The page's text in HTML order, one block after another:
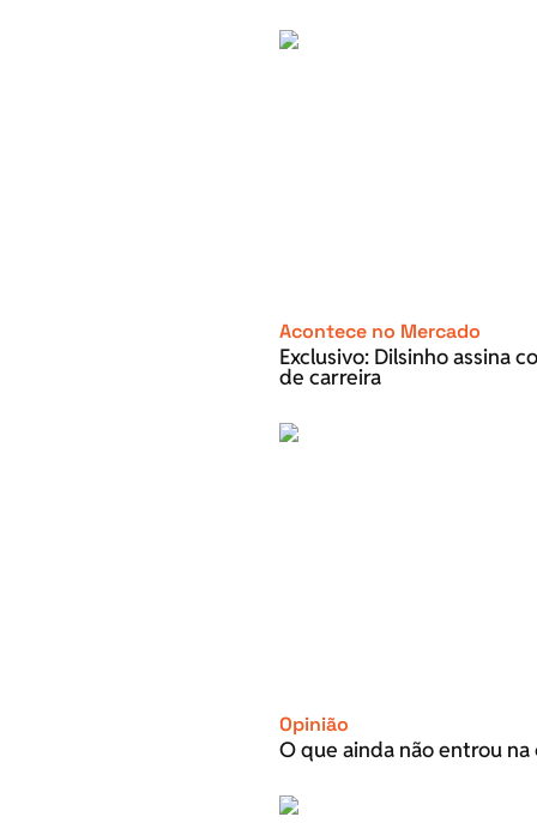
Acontece no Mercado
Exclusivo: Dilsinho assina
de carreira
Opinião
O que ainda não entrou